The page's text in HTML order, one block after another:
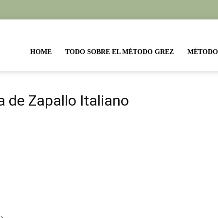
HOME TODO SOBRE EL MÉTODO GREZ
de Zapallo Italiano